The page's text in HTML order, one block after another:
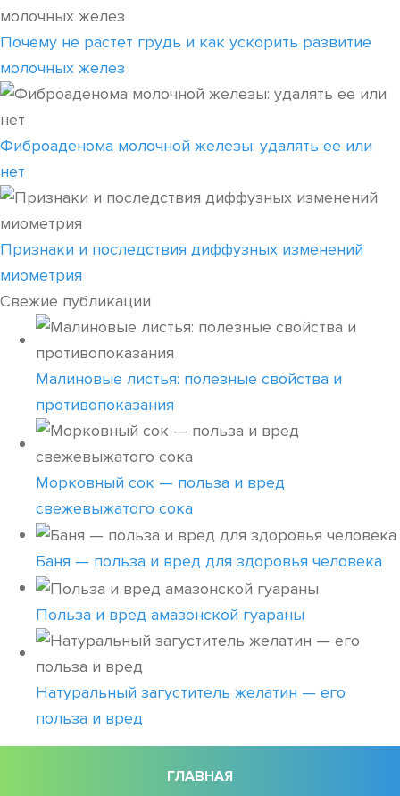
Почему не растет грудь и как ускорить развитие
молочных желез
Фиброаденома молочной железы: удалять ее или
нет
Признаки и последствия диффузных изменений
миометрия
Свежие публикации
Малиновые листья: полезные свойства и
противопоказания
Морковный сок — польза и вред
свежевыжатого сока
Баня — польза и вред для здоровья человека
Польза и вред амазонской гуараны
Натуральный загуститель желатин — его
польза и вред
ГЛАВНАЯ